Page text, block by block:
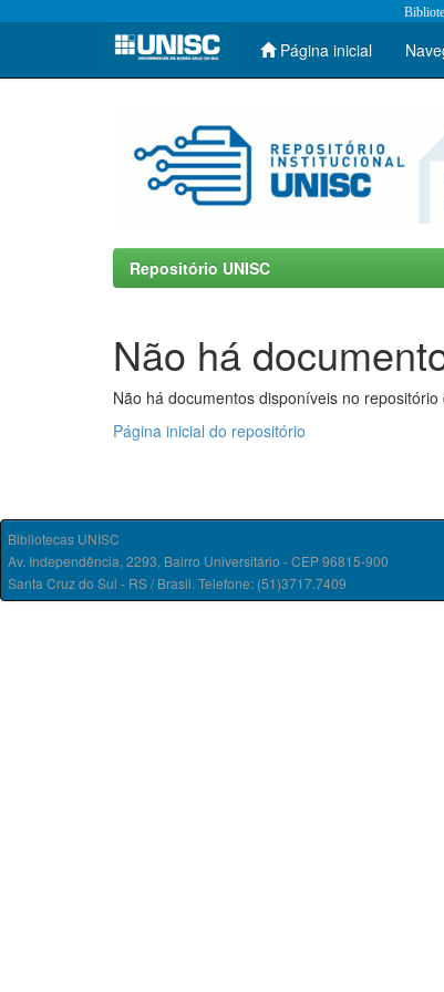
Skip
Página inicial
Repositório UNISC
Não há
Não há documentos disponíveis no
Página inicial do repositório
Bibliotecas UNISC
Av. Independência, 2293, Bairro Universitário - CEP 96815-900
Santa Cruz do Sul - RS / Brasil. Telefone: (51)3717.7409